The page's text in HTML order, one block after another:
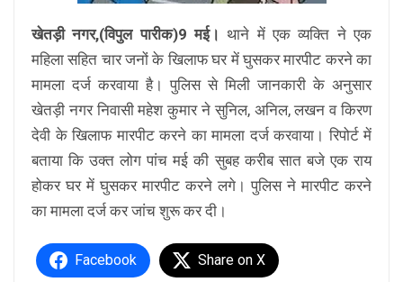
खेतड़ी नगर,(विपुल पारीक)9 मई। थाने में एक व्यक्ति ने एक
महिला सहित चार जनों के खिलाफ घर में घुसकर मारपीट करने का
मामला दर्ज करवाया है। पुलिस से मिली जानकारी के अनुसार
खेतड़ी नगर निवासी महेश कुमार ने सुनिल, अनिल, लखन व किरण
देवी के खिलाफ मारपीट करने का मामला दर्ज करवाया। रिपोर्ट में
बताया कि उक्त लोग पांच मई की सुबह करीब सात बजे एक राय
होकर घर में घुसकर मारपीट करने लगे। पुलिस ने मारपीट करने
का मामला दर्ज कर जांच शुरू कर दी।
Facebook Share on X